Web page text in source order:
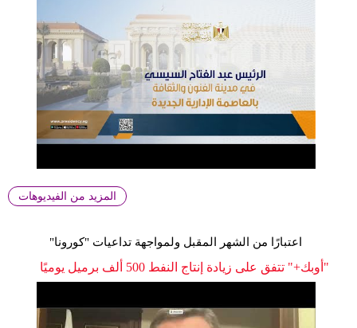
المزيد من الفيديوهات
اعتبارًا من الشهر المقبل ولمواجهة تداعيات "كورونا"
"أوبك+" تتفق على زيادة إنتاج النفط 500 ألف برميل يوميًا